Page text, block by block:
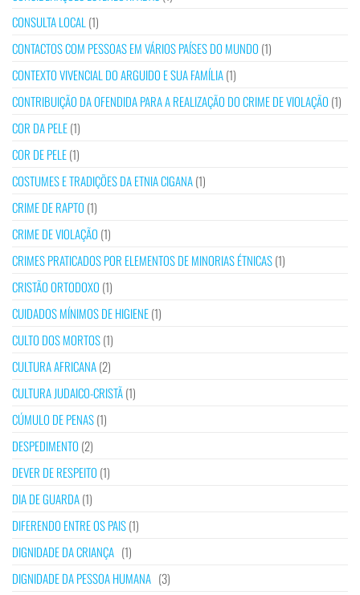
CONSULTA LOCAL (1)
CONTACTOS COM PESSOAS EM VÁRIOS PAÍSES DO MUNDO (1)
CONTEXTO VIVENCIAL DO ARGUIDO E SUA FAMÍLIA(1)
CONTRIBUIÇÃO DA OFENDIDA PARA A REALIZAÇÃO DO CRIME DE VIOLAÇÃO (1)
COR DA PELE(1)
COR DE PELE(1)
COSTUMES E TRADIÇÕES DA ETNIA CIGANA(1)
CRIME DE RAPTO (1)
CRIME DE VIOLAÇÃO (1)
CRIMES PRATICADOS POR ELEMENTOS DE MINORIAS ÉTNICAS(1)
CRISTÃO ORTODOXO (1)
CUIDADOS MÍNIMOS DE HIGIENE(1)
CULTO DOS MORTOS(1)
CULTURA AFRICANA(2)
CULTURA JUDAICO-CRISTÃ(1)
CÚMULO DE PENAS(1)
DESPEDIMENTO (2)
DEVER DE RESPEITO (1)
DIA DE GUARDA(1)
DIFERENDO ENTRE OS PAIS(1)
DIGNIDADE DA CRIANÇA (1)
DIGNIDADE DA PESSOA HUMANA (3)